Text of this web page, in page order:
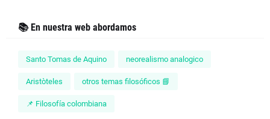
📚 En nuestra web abordamos
Santo Tomas de Aquino neorealismo analogico
Aristòteles otros temas filosóficos 📘
📌 Filosofía colombiana